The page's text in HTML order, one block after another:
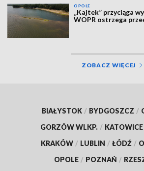
OPOLE
„Kajtek” przyciąga
WOPR ostrzega
ZOBACZ WIĘCEJ
BIAŁYSTOK / BYDGOSZCZ /
GORZÓW WLKP. / KATOWICE
KRAKÓW / LUBLIN / ŁÓDŹ /
OPOLE / POZNAŃ /